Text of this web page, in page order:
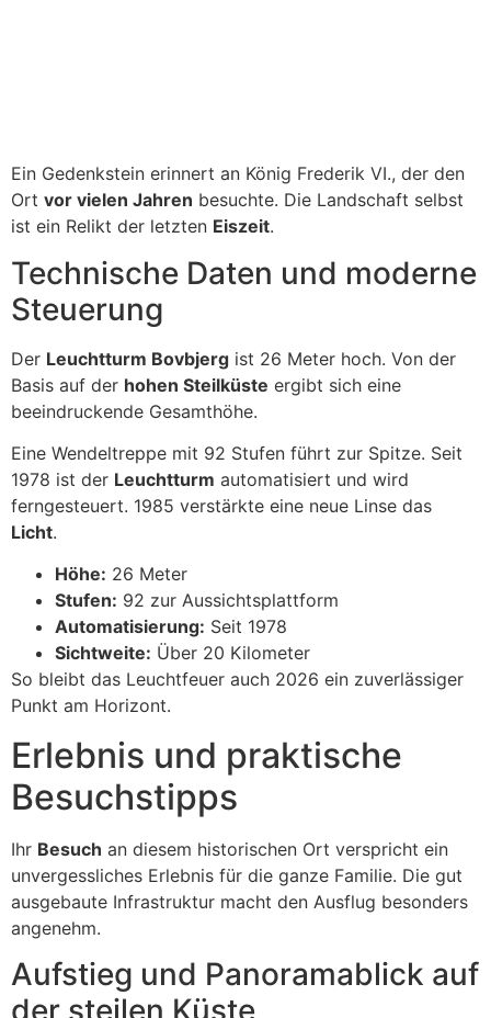
Ein Gedenkstein erinnert an König Frederik VI., der den
Ort vor vielen Jahren besuchte. Die Landschaft selbst
ist ein Relikt der letzten Eiszeit.
Technische Daten und moderne
Steuerung
Der Leuchtturm Bovbjerg ist 26 Meter hoch. Von der
Basis auf der hohen Steilküste ergibt sich eine
beeindruckende Gesamthöhe.
Eine Wendeltreppe mit 92 Stufen führt zur Spitze. Seit
1978 ist der Leuchtturm automatisiert und wird
ferngesteuert. 1985 verstärkte eine neue Linse das
Licht.
Höhe: 26 Meter
Stufen: 92 zur Aussichtsplattform
Automatisierung: Seit 1978
Sichtweite: Über 20 Kilometer
So bleibt das Leuchtfeuer auch 2026 ein zuverlässiger
Punkt am Horizont.
Erlebnis und praktische
Besuchstipps
Ihr Besuch an diesem historischen Ort verspricht ein
unvergessliches Erlebnis für die ganze Familie. Die gut
ausgebaute Infrastruktur macht den Ausflug besonders
angenehm.
Aufstieg und Panoramablick auf
der steilen Küste